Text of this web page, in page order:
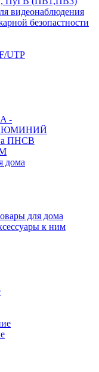
видеонаблюдения
безопастности
UTP
-
ПНСВ
дома
для дома
к ним